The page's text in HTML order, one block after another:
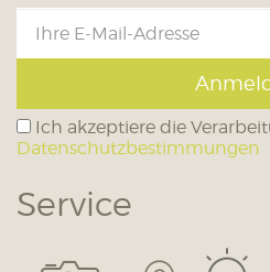
Ich akzeptiere die
Datenschutzbestimmungen
Service